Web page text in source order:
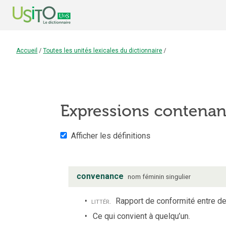
Accueil / Toutes les unités lexicales du dictionnaire /
Expressions
Afficher les définitions
convenance nom féminin singulier
littér. Rapport de conformité entre
Ce qui convient à quelqu’un.